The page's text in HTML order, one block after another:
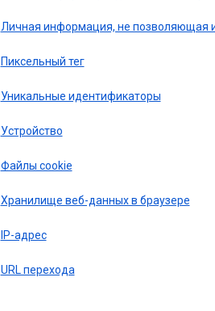
Личная информация, не позволяющая
Пиксельный тег
Уникальные идентификаторы
Устройство
Файлы cookie
Хранилище веб-данных в браузере
IP-адрес
URL перехода